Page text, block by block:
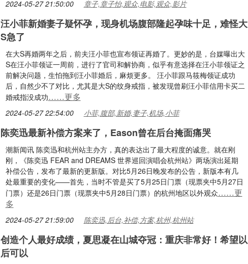
2024-05-27 21:50:00 章子,章子怡,观众,电影,观众,影片
汪小菲新婚妻子疑怀孕，现身机场腹部隆起孕味十足，难怪大
S急了
在大S再婚两年之后，前夫汪小菲也宣布领证再婚了。更妙的是，台媒曝出大
S在汪小菲领证一周前，进行了官司和解协商，似乎有意选择在汪小菲领证之
前解决问题，生怕拖到汪小菲婚后，麻烦更多。 汪小菲跟马筱梅领证成功
后，自然少不了对比，尤其是大S的纹身戒指，被发现曾刷汪小菲信用卡买二
婚戒指没成功……更多
2024-05-27 22:54:00 小菲,腹部,新婚,妻子,机场,小菲
陈奕迅最新补偿方案来了，Eason曾在后台掩面痛哭
潮新闻讯 陈奕迅和杭州站主办方，真的表达出了最大程度的诚意。就在刚
刚，《陈奕迅 FEAR and DREAMS 世界巡回演唱会杭州站》两场演出延期
补偿公告，发布了最新的更新版。对比5月26日晚发布的公告，新版本有几
处最重要的变化——首先，当时不管是买了5月25日门票（现票夹中5月27日
门票）还是26日门票（现票夹中5月28日门票）的杭州地区以外观众……更
多
2024-05-27 21:59:00 陈奕迅,后台,补偿,方案,杭州,杭州站
创造个人最好成绩，夏思凝在山城夺冠：重庆非常好！希望以
后可以